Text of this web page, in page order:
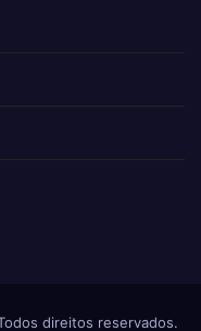
direitos reservados.